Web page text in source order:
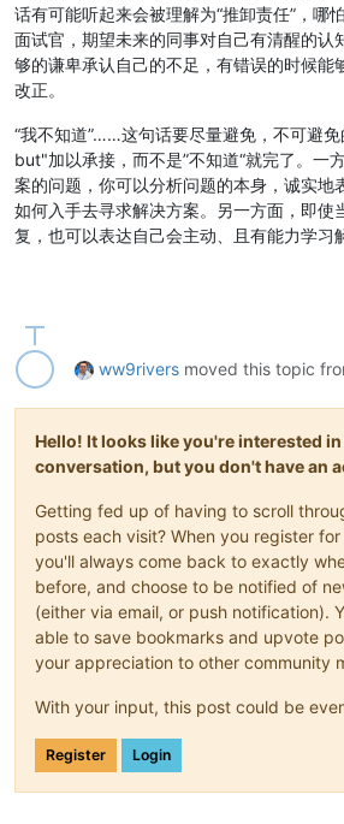
话有可能听起来会被理解为“推卸责任”，哪
面试官，期望未来的同事对自己有清醒的认
够的谦卑承认自己的不足，有错误的时候能
改正。
“我不知道”……这句话要尽量避免，不可避
but"加以承接，而不是”不知道“就完了。一
案的问题，你可以分析问题的本身，诚实地
如何入手去寻求解决方案。另一方面，即使
复，也可以表达自己会主动、且有能力学习
ww9rivers moved this topic
Hello! It looks like you're interested
conversation, but you don't have an
Getting fed up of having to scroll
posts each visit? When you register
you'll always come back to exactly
before, and choose to be notified of
(either via email, or push notification).
able to save bookmarks and upvote
your appreciation to other community
With your input, this post could be
Register Login